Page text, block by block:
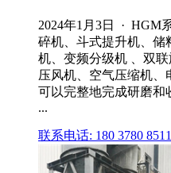
2024年1月3日 · HGM
碎机、斗式提升机、储
机、变频分级机 、双
压风机、空气压缩机、
可以完整地完成研磨和
...
联系电话: 180 3780 8511